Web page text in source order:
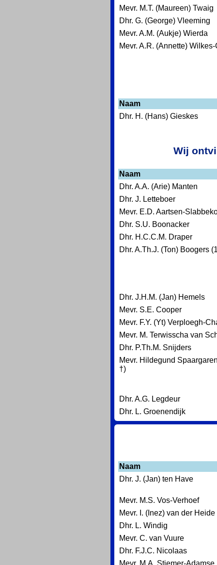
Mevr. M.T. (Maureen) Twaig
Dhr. G. (George) Vleeming
Mevr. A.M. (Aukje) Wierda
Mevr. A.R. (Annette)
Naam
Dhr. H. (Hans) Gieskes
Wij
Naam
Dhr. A.A. (Arie) Manten
Dhr. J. Letteboer
Mevr. E.D. Aartsen-
Dhr. S.U. Boonacker
Dhr. H.C.C.M. Draper
Dhr. A.Th.J. (Ton) Boogers
Dhr. J.H.M. (Jan) Hemels
Mevr. S.E. Cooper
Mevr. F.Y. (Yt) Verploegh-
Mevr. M. Terwisscha van
Dhr. P.Th.M. Snijders
Mevr. Hildegund
†)
Dhr. A.G. Legdeur
Dhr. L. Groenendijk
Naam
Dhr. J. (Jan) ten Have
Mevr. M.S. Vos-Verhoef
Mevr. I. (Inez) van der Heide
Dhr. L. Windig
Mevr. C. van Vuure
Dhr. F.J.C. Nicolaas
Mevr. M.A. Stiemer-Adamse